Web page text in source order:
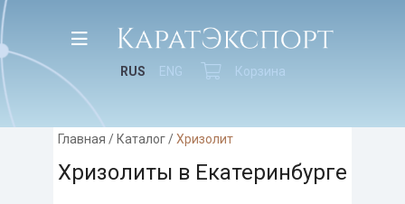
RUS ENG Корзина
Главная /Каталог/Хризолит
Хризолиты в Екатеринбурге